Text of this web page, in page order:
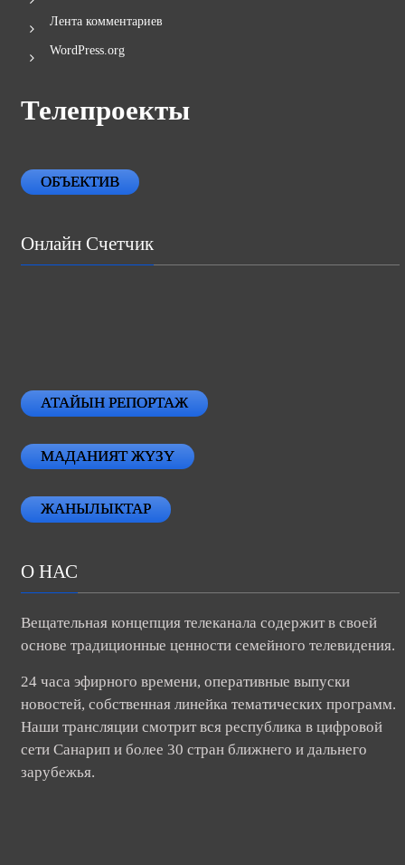
Лента комментариев
WordPress.org
Телепроекты
ОБЪЕКТИВ
Онлайн Счетчик
АТАЙЫН РЕПОРТАЖ
МАДАНИЯТ ЖҮЗҮ
ЖАНЫЛЫКТАР
О НАС
Вещательная концепция телеканала содержит в своей
основе традиционные ценности семейного телевидения.
24 часа эфирного времени, оперативные выпуски
новостей, собственная линейка тематических программ.
Наши трансляции смотрит вся республика в цифровой
сети Санарип и более 30 стран ближнего и дальнего
зарубежья.